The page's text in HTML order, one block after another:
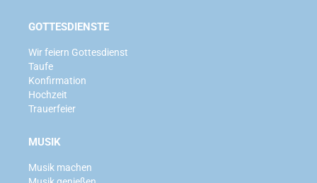
GOTTESDIENSTE
Wir feiern Gottesdienst
Taufe
Konfirmation
Hochzeit
Trauerfeier
MUSIK
Musik machen